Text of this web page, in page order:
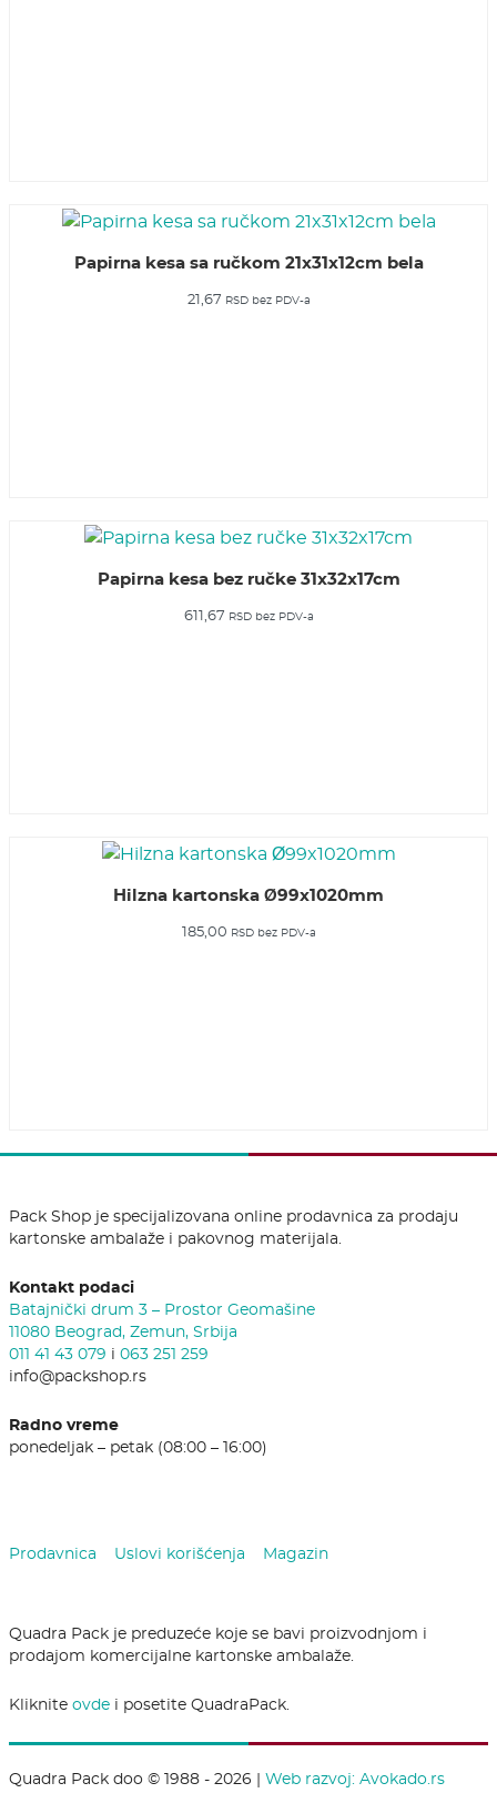
Papirna kesa sa ručkom 21x31x12cm bela
21,67 RSD bez PDV-a
Papirna kesa bez ručke 31x32x17cm
611,67 RSD bez PDV-a
Hilzna kartonska Ø99x1020mm
185,00 RSD bez PDV-a
Pack Shop je specijalizovana online prodavnica za prodaju
kartonske ambalaže i pakovnog materijala.
Kontakt podaci
Batajnički drum 3 – Prostor Geomašine
11080 Beograd, Zemun, Srbija
011 41 43 079 i 063 251 259
info@packshop.rs
Radno vreme
ponedeljak – petak (08:00 – 16:00)
Prodavnica Uslovi korišćenja Magazin
Quadra Pack je preduzeće koje se bavi proizvodnjom i
prodajom komercijalne kartonske ambalaže.
Kliknite ovde i posetite QuadraPack.
Quadra Pack doo © 1988 - 2026 | Web razvoj: Avokado.rs